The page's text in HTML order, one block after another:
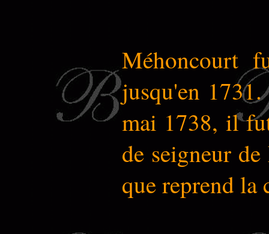
Méhoncourt
jusqu'en
mai 1738, il
de seigneur
que reprend la